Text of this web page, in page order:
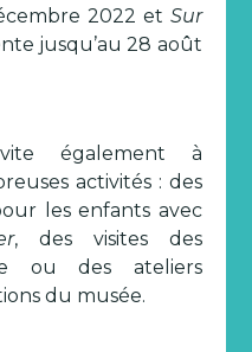
2022 et Sur
jusqu’au 28 août
également à
activités : des
les enfants avec
, des visites des
ou des ateliers
du musée.